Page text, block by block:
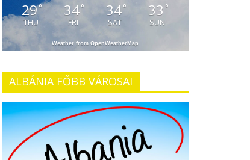
29°
THU
34°
FRI
34°
SAT
33 °
SUN
Weather from OpenWeatherMap
ALBÁNIA FŐBB VÁROSAI